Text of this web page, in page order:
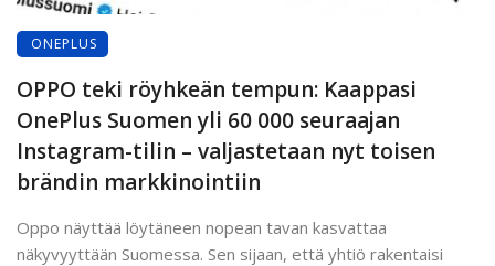
ONEPLUS
OPPO teki röyhkeän tempun: Kaappasi
OnePlus Suomen yli 60 000 seuraajan
Instagram-tilin – valjastetaan nyt toisen
brändin markkinointiin
Oppo näyttää löytäneen nopean tavan kasvattaa
näkyvyyttään Suomessa. Sen sijaan, että yhtiö rakentaisi